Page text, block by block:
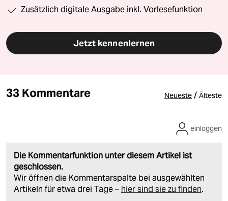
Zusätzlich digitale Ausgabe inkl. Vorlesefunktion
Jetzt kennenlernen
33 Kommentare Neueste / Älteste
Die Kommentarfunktion unter diesem Artikel ist
geschlossen.
Wir öffnen die Kommentarspalte bei ausgewählten
Artikeln für etwa drei Tage – hier sind sie zu finden.
einloggen